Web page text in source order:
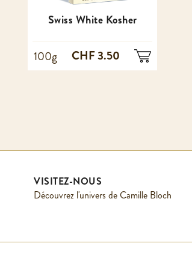
Swiss White Kosher
100g CHF 3.50
VISITEZ-NOUS
Découvrez l'univers de Camille Bloch